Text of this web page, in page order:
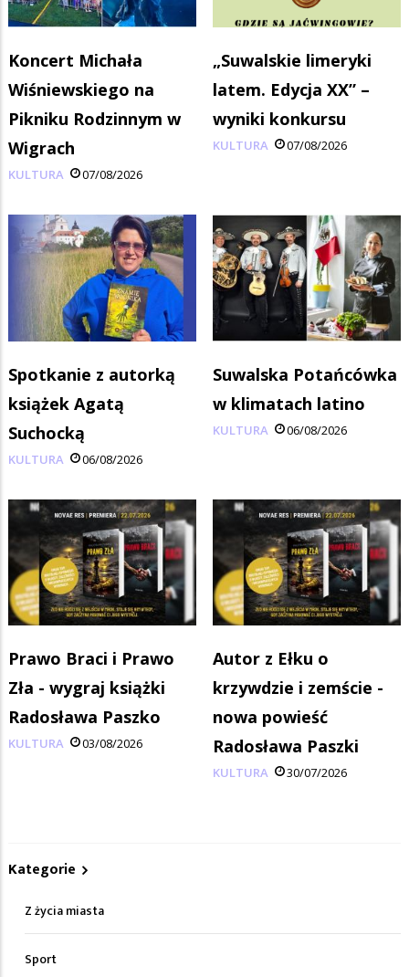
Koncert Michała
Wiśniewskiego na
Pikniku Rodzinnym w
Wigrach
KULTURA 07/08/2026
„Suwalskie limeryki
latem. Edycja XX” –
wyniki konkursu
KULTURA 07/08/2026
Spotkanie z autorką
książek Agatą
Suchocką
KULTURA 06/08/2026
Suwalska Potańcówka
w klimatach latino
KULTURA 06/08/2026
Prawo Braci i Prawo
Zła - wygraj książki
Radosława Paszko
KULTURA 03/08/2026
Autor z Ełku o
krzywdzie i zemście -
nowa powieść
Radosława Paszki
KULTURA 30/07/2026
Kategorie
Z życia miasta
Sport